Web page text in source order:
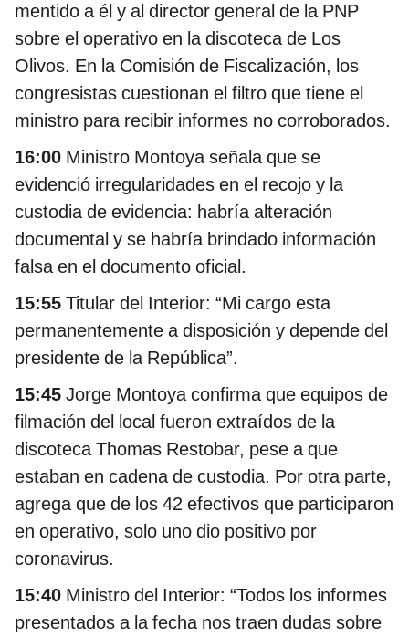
mentido a él y al director general de la PNP
sobre el operativo en la discoteca de Los
Olivos. En la Comisión de Fiscalización, los
congresistas cuestionan el filtro que tiene el
ministro para recibir informes no corroborados.
16:00 Ministro Montoya señala que se
evidenció irregularidades en el recojo y la
custodia de evidencia: habría alteración
documental y se habría brindado información
falsa en el documento oficial.
15:55 Titular del Interior: “Mi cargo esta
permanentemente a disposición y depende del
presidente de la República”.
15:45 Jorge Montoya confirma que equipos de
filmación del local fueron extraídos de la
discoteca Thomas Restobar, pese a que
estaban en cadena de custodia. Por otra parte,
agrega que de los 42 efectivos que participaron
en operativo, solo uno dio positivo por
coronavirus.
15:40 Ministro del Interior: “Todos los informes
presentados a la fecha nos traen dudas sobre